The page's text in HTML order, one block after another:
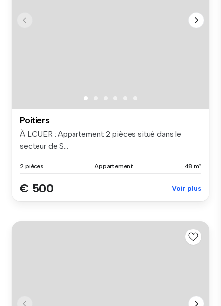
Poitiers
À LOUER : Appartement 2 pièces situé dans le
secteur de S...
2 pièces Appartement 48 m²
€ 500 Voir plus